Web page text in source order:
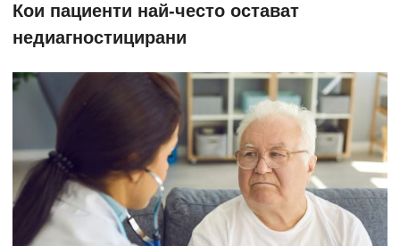
Кои пациенти най-често остават
недиагностицирани